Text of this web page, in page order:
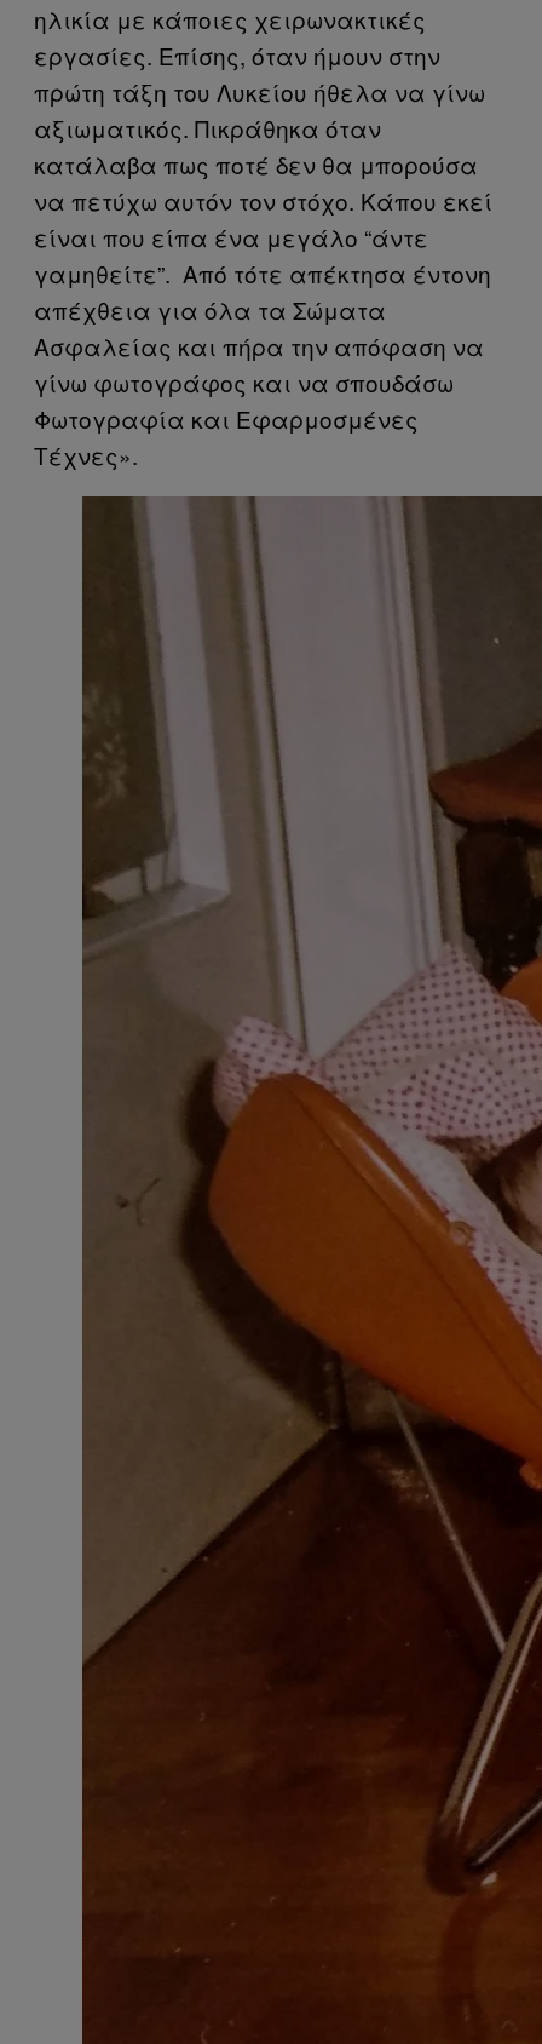
ηλικία με κάποιες χειρωνακτικές
εργασίες. Επίσης, όταν ήμουν στην
πρώτη τάξη του Λυκείου ήθελα να γίνω
αξιωματικός. Πικράθηκα όταν
κατάλαβα πως ποτέ δεν θα μπορούσα
να πετύχω αυτόν τον στόχο. Κάπου εκεί
είναι που είπα ένα μεγάλο “άντε
γαμηθείτε”. Από τότε απέκτησα έντονη
απέχθεια για όλα τα Σώματα
Ασφαλείας και πήρα την απόφαση να
γίνω φωτογράφος και να σπουδάσω
Φωτογραφία και Εφαρμοσμένες
Τέχνες».